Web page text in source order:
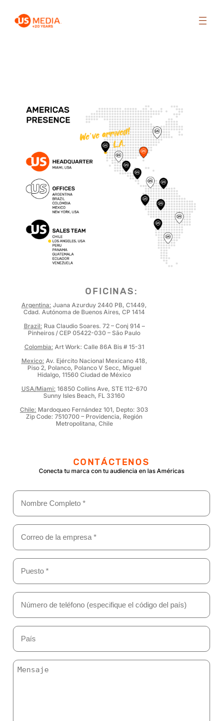
OFICINAS:
Argentina: Juana Azurduy 2440 PB, C1449,
Cdad. Autónoma de Buenos Aires, CP 1414
Brazil: Rua Claudio Soares. 72 – Conj 914 –
Pinheiros / CEP 05422-030 – São Paulo
Colombia: Art Work: Calle 86A Bis # 15-31
Mexico: Av. Ejército Nacional Mexicano 418,
Piso 2, Polanco, Polanco V Secc, Miguel
Hidalgo, 11560 Ciudad de México
USA/Miami: 16850 Collins Ave, STE 112-670
Sunny Isles Beach, FL 33160
Chile: Mardoqueo Fernández 101, Depto: 303
Zip Code: 7510700 – Providencia, Región
Metropolitana, Chile
CONTÁCTENOS
Conecta tu marca con tu audiencia en las Américas
Nombre
(Obligatorio)
Email
(Obligatorio)
Puesto
(Obligatorio)
Teléfono
(Obligatorio)
País